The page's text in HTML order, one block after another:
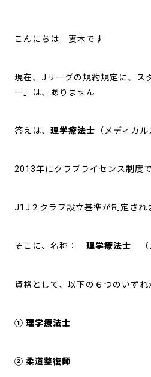
こんにちは 妻木です
現在、Jリーグの規約規定に、
ー」は、ありません
答えは、 理学療法士 （メディカ
2013年にクラブライセンス制度で
J1J２クラブ設立基準が制定され
そこに、名称： 理学療法士 （
資格として、以下の６つのいず
① 理学療法士
② 柔道整復師